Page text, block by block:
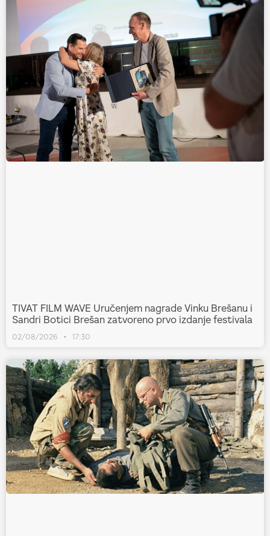
TIVAT FILM WAVE Uručenjem nagrade Vinku Brešanu i
Sandri Botici Brešan zatvoreno prvo izdanje festivala
02/08/2026 17:30